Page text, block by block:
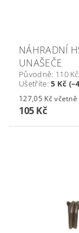
NÁHRADNÍ
UNAŠEČE
Původně: 110 Kč
Ušetříte:5 Kč
127,05 Kč
105 Kč